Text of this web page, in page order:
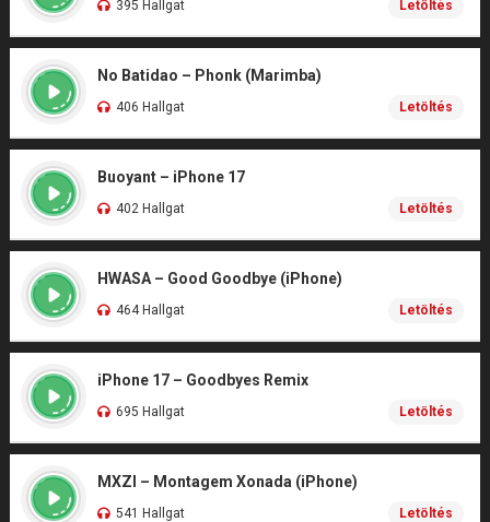
395 Hallgat Letöltés
No Batidao – Phonk (Marimba)
406 Hallgat Letöltés
Buoyant – iPhone 17
402 Hallgat Letöltés
HWASA – Good Goodbye (iPhone)
464 Hallgat Letöltés
iPhone 17 – Goodbyes Remix
695 Hallgat Letöltés
MXZI – Montagem Xonada (iPhone)
541 Hallgat Letöltés